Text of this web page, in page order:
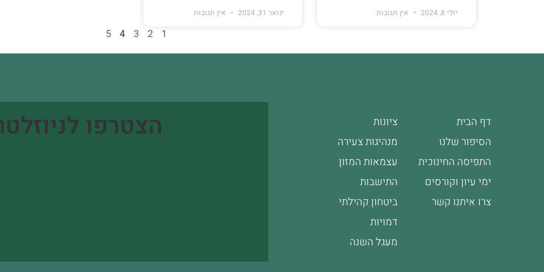
יולי 8, 2024 אין תגובות ינואר 31, 2024 אין תגובות
1
2
3
4
5
דף הבית
הסיפור שלנו
התפיסה החינוכית
ימי עיון וקורסים
צרו איתנו קשר
ציונות
מנהיגות צעירה
עצמאות המזון
התישבות
ביטחון קהילתי
דמויות
מעגל השנה
הצטרפו